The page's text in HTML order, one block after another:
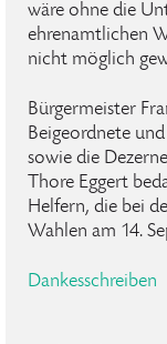
wäre ohne die
ehrenamtlichen
nicht möglich
Bürgermeister
Beigeordnete
sowie die
Thore Eggert
Helfern, die bei
Wahlen am 14.
Dankesschreiben